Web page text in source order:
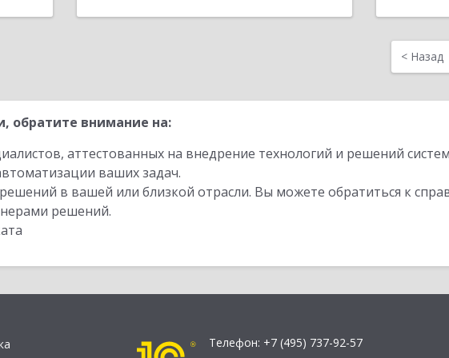
< Назад
обратите внимание на:
аттестованных на внедрение технологий и решений
ваших задач.
в вашей или близкой отрасли. Вы можете обратиться к
решений.
Телефон: +7 (495) 737-92-57